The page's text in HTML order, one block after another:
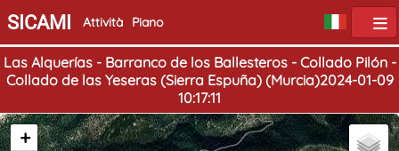
SICAMI Attività Piano
Las Alquerías - Barranco de los Ballesteros - Collado Pilón -
Collado de las Yeseras (Sierra Espuña) (Murcia)2024-01-09
10:17:11
+